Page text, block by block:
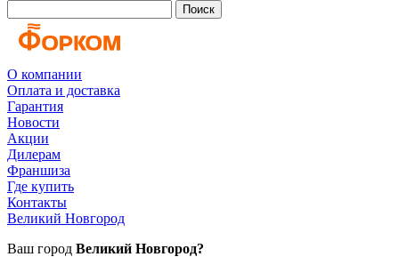
Поиск
О компании
Оплата и доставка
Гарантия
Новости
Акции
Дилерам
Франшиза
Где купить
Контакты
Великий Новгород
Ваш город Великий Новгород?